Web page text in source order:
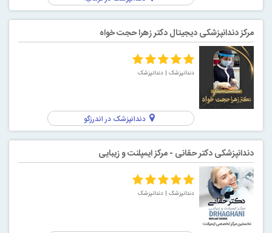
مرکز دندانپزشکی دیجیتال دکتر زهرا حجت خواه
دندانپزشک | دندانپزشک
دندانپزشک در اندرزگو
دندانپزشکی دکتر حقانی - مرکز ایمپلنت و زیبایی
دندانپزشک | دندانپزشک